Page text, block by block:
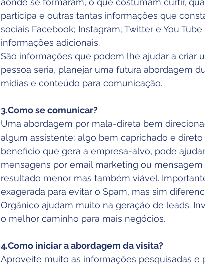
participa e outras tantas informações que
sociais Facebook; Instagram; Twitter e You
informações adicionais.
São informações que podem lhe ajudar a criar
pessoa seria, planejar uma futura abordagem
mídias e conteúdo para comunicação.
3.Como se comunicar?
Uma abordagem por mala-direta bem
algum assistente; algo bem caprichado e
benefício que gera a empresa-alvo, pode
mensagens por email marketing ou
resultado menor mas também viável.
exagerada para evitar o Spam, mas sim
Orgânico ajudam muito na geração de leads.
o melhor caminho para mais negócios.
4.Como iniciar a abordagem da visita?
Aproveite muito as informações pesquisadas e